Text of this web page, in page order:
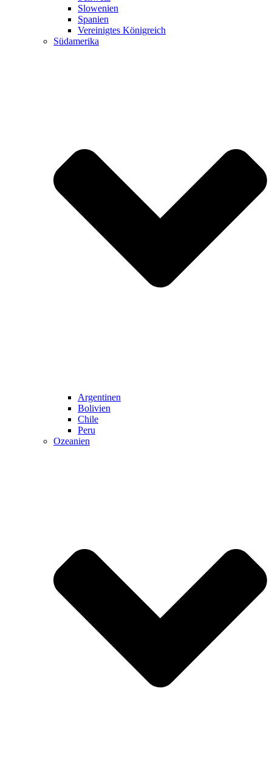
Slowenien
Spanien
Vereinigtes Königreich
Südamerika
Argentinen
Bolivien
Chile
Peru
Ozeanien